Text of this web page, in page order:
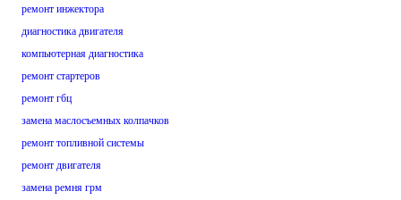
ремонт инжектора
диагностика двигателя
компьютерная диагностика
ремонт стартеров
ремонт гбц
замена маслосъемных колпачков
ремонт топливной системы
ремонт двигателя
замена ремня грм